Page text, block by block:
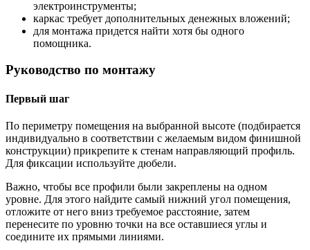
электроинструменты;
каркас требует дополнительных денежных вложений;
для монтажа придется найти хотя бы одного
помощника.
Руководство по монтажу
Первый шаг
По периметру помещения на выбранной высоте (подбирается
индивидуально в соответствии с желаемым видом финишной
конструкции) прикрепите к стенам направляющий профиль.
Для фиксации используйте дюбели.
Важно, чтобы все профили были закреплены на одном
уровне. Для этого найдите самый нижний угол помещения,
отложите от него вниз требуемое расстояние, затем
перенесите по уровню точки на все оставшиеся углы и
соедините их прямыми линиями.